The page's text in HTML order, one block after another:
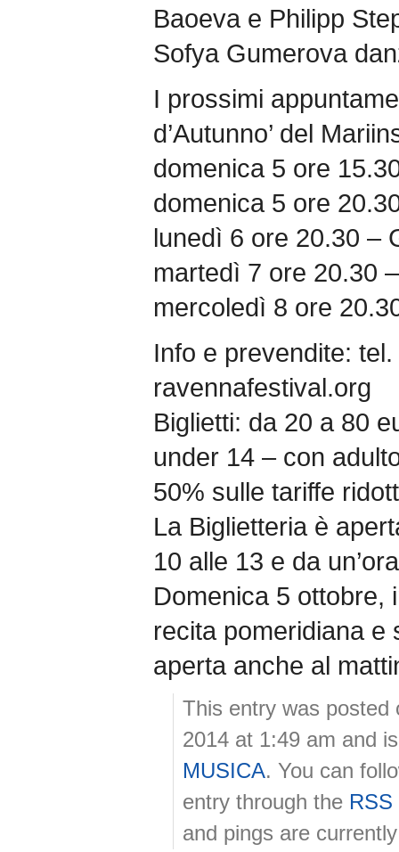
Baoeva e Philipp
Sofya Gumerova
I prossimi
d’Autunno’ del
domenica 5 ore
domenica 5 ore
lunedì 6 ore 20.30 –
martedì 7 ore 20.30
mercoledì 8 ore
Info e prevendite:
ravennafestival.org
Biglietti: da 20 a 80
under 14 – con
50% sulle tariffe
La Biglietteria è
10 alle 13 e da
Domenica 5 ottobre,
recita pomeridiana e
aperta anche al
This entry was posted
2014 at 1:49 am and
MUSICA. You can
entry through the
and pings are